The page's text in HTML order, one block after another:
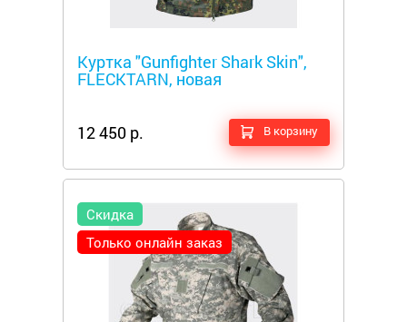
Куртка "Gunfighter Shark Skin",
FLECKTARN, новая
12 450 р. В корзину
Скидка
Только онлайн заказ